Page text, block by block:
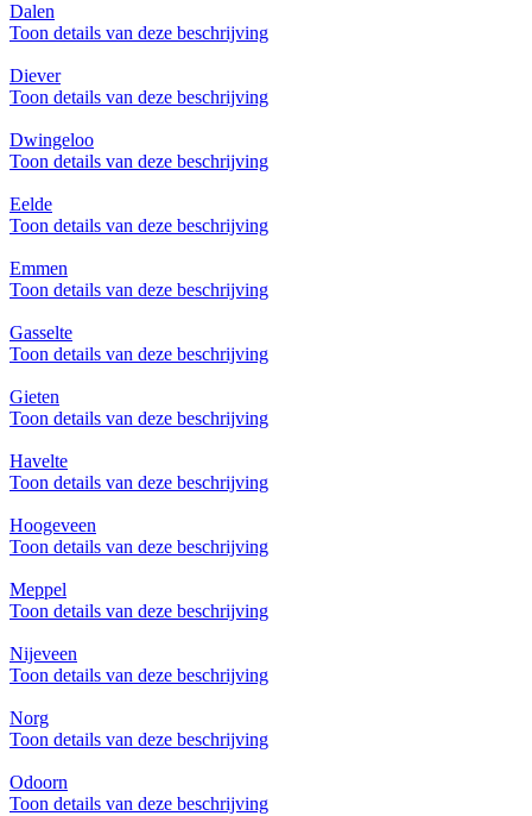
Dalen
Toon details van deze beschrijving
Diever
Toon details van deze beschrijving
Dwingeloo
Toon details van deze beschrijving
Eelde
Toon details van deze beschrijving
Emmen
Toon details van deze beschrijving
Gasselte
Toon details van deze beschrijving
Gieten
Toon details van deze beschrijving
Havelte
Toon details van deze beschrijving
Hoogeveen
Toon details van deze beschrijving
Meppel
Toon details van deze beschrijving
Nijeveen
Toon details van deze beschrijving
Norg
Toon details van deze beschrijving
Odoorn
Toon details van deze beschrijving